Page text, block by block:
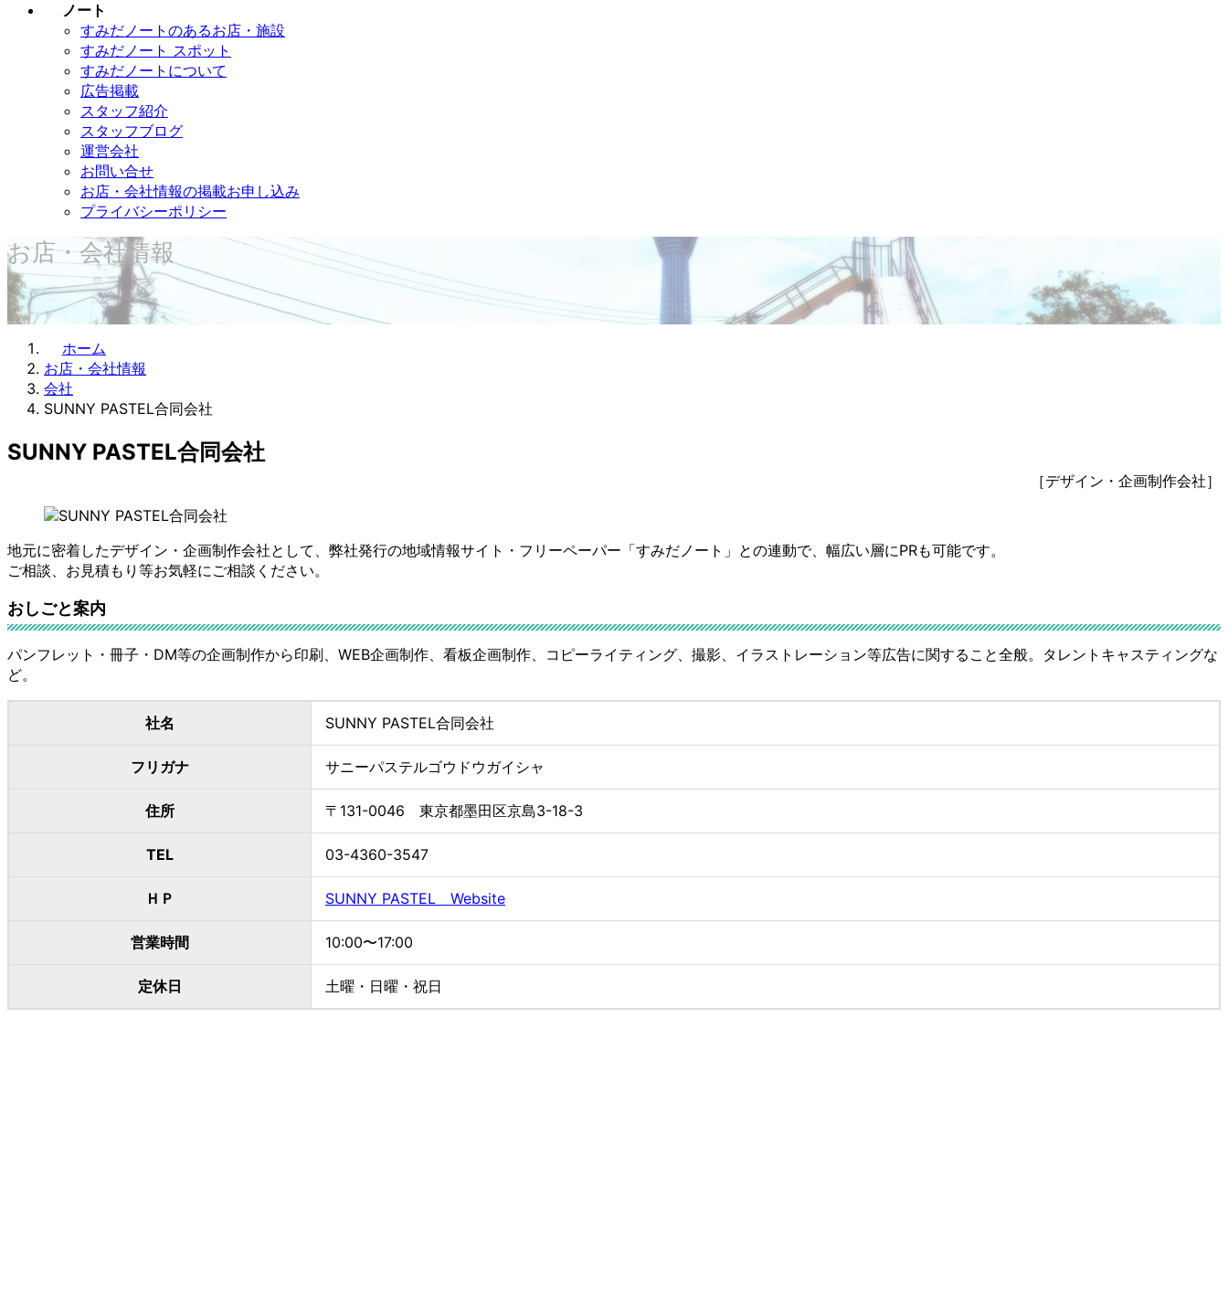
ノート
すみだノートのあるお店・施設
すみだノート スポット
すみだノートについて
広告掲載
スタッフ紹介
スタッフブログ
運営会社
お問い合せ
お店・会社情報の掲載お申し込み
プライバシーポリシー
お店・会社情報
ホーム
お店・会社情報
会社
SUNNY PASTEL合同会社
SUNNY PASTEL合同会社
［デザイン・企画制作会社］
地元に密着したデザイン・企画制作会社として、弊社発行の地域情報サイト・フリーペーパー「すみだノート」との連動で、幅広い層にPRも可能です。
ご相談、お見積もり等お気軽にご相談ください。
おしごと案内
パンフレット・冊子・DM等の企画制作から印刷、WEB企画制作、看板企画制作、コピーライティング、撮影、イラストレーション等広告に関すること全般。タレントキャスティングな
ど。
社名 SUNNY PASTEL合同会社
フリガナ サニーパステルゴウドウガイシャ
住所 〒131-0046 東京都墨田区京島3-18-3
TEL 03-4360-3547
ＨＰ SUNNY PASTEL Website
営業時間 10:00〜17:00
定休日 土曜・日曜・祝日